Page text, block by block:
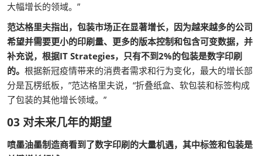
大幅增长的领域。”
范达格里夫指出，包装市场正在显著增长，因为越来越多的公司
希望并需要更小的印刷量、更多的版本控制和包含可变数据，并
补充说，根据IT Strategies，只有不到2%的包装是数字印刷
的。 根据新冠疫情带来的消费者需求和行为变化，最大的增长部
分是瓦楞纸板，”范达格里夫说，“折叠纸盒、软包装和标签构成
了包装的其他增长领域。”
03 对未来几年的期望
喷墨油墨制造商看到了数字印刷的大量机遇，其中标签和包装是